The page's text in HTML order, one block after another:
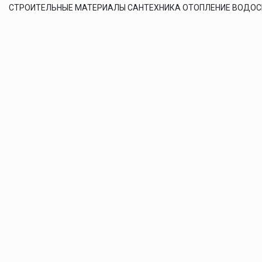
СТРОИТЕЛЬНЫЕ МАТЕРИАЛЫ САНТЕХНИКА ОТОПЛЕНИЕ